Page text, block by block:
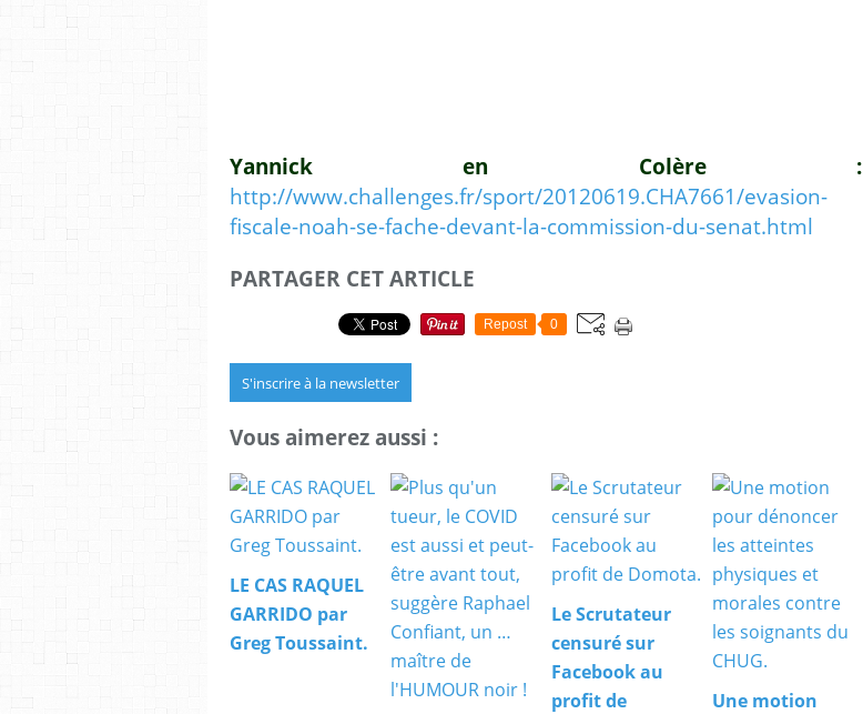
Yannick en Colère :
http://www.challenges.fr/sport/20120619.CHA7661/evasion-
fiscale-noah-se-fache-devant-la-commission-du-senat.html
PARTAGER CET ARTICLE
Repost 0
S'inscrire à la newsletter
Vous aimerez aussi :
LE CAS RAQUEL
GARRIDO par
Greg Toussaint.
Le Scrutateur
censuré sur
Facebook au
profit de
Une motion